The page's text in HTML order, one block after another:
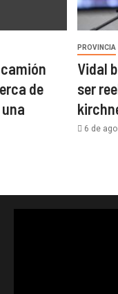
de
PROVINCIA
Vidal
ser
6 de